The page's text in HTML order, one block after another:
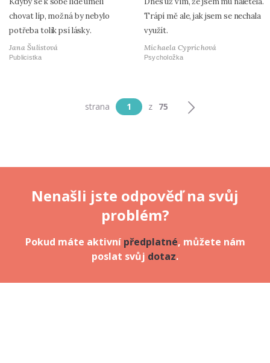
chovat líp, možná by nebylo
potřeba tolik psí lásky.
Jana Šulistová
Publicistka
Trápí mě ale, jak jsem se nechala
využít.
Michaela Cyprichová
Psycholožka
strana 1 z 75
Nenašli jste odpověď na svůj
problém?
Pokud máte aktivní předplatné, můžete nám
poslat svůj dotaz.